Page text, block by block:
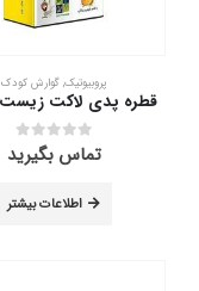
پروبیوتیک, گوارش کودک
0
out of 5
تماس بگیرید
اطلاعات بیشتر